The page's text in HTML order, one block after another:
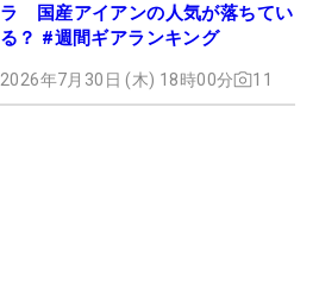
ラ 国産アイアンの人気が落ちてい
る？ #週間ギアランキング
2026年7月30日 (木) 18時00分 11